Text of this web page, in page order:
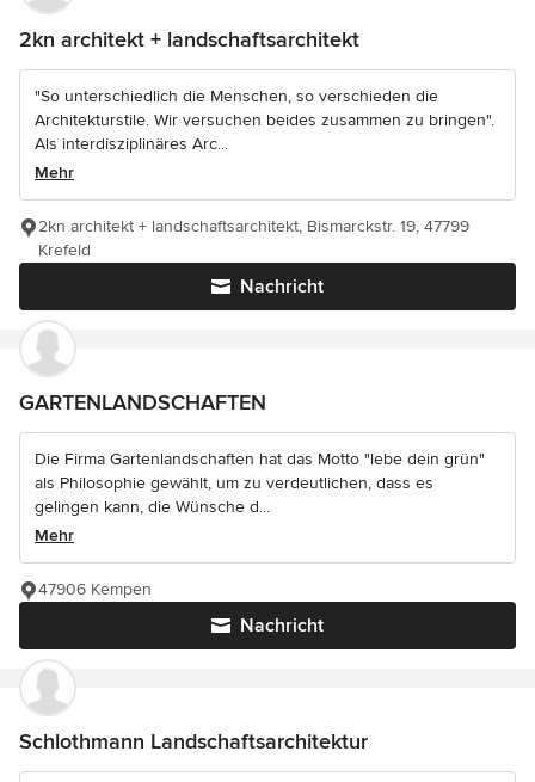
2kn architekt + landschaftsarchitekt
"So unterschiedlich die Menschen, so verschieden die
Architekturstile. Wir versuchen beides zusammen zu bringen".
Als interdisziplinäres Arc...
Mehr
Nachricht
2kn architekt + landschaftsarchitekt, Bismarckstr. 19, 47799
Krefeld
GARTENLANDSCHAFTEN
Die Firma Gartenlandschaften hat das Motto "lebe dein grün"
als Philosophie gewählt, um zu verdeutlichen, dass es
gelingen kann, die Wünsche d...
Mehr
Nachricht
47906 Kempen
Schlothmann Landschaftsarchitektur